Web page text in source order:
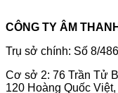
CÔNG TY ÂM
Trụ sở chính: Số 8/
Cơ sở 2: 76 Trần Tử
120 Hoàng Quốc